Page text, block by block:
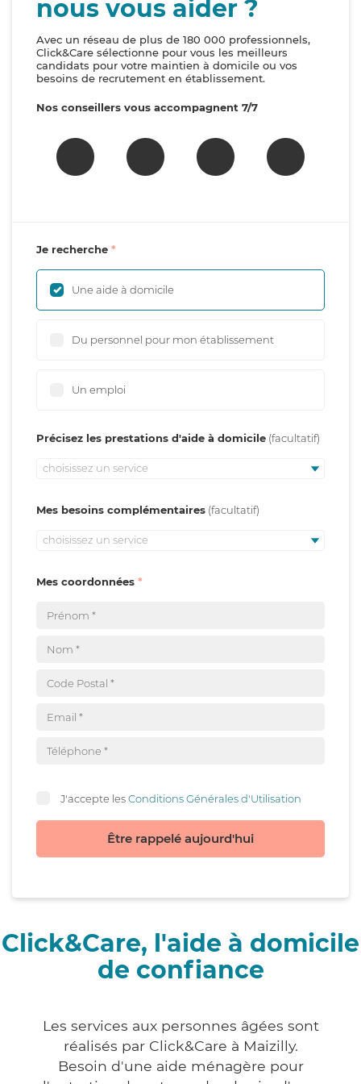
nous vous aider ?
Avec un réseau de plus de 180 000 professionnels,
Click&Care sélectionne pour vous les meilleurs
candidats pour votre maintien à domicile ou vos
besoins de recrutement en établissement.
Nos conseillers vous accompagnent 7/7
Je recherche
Une aide à domicile
Du personnel pour mon établissement
Un emploi
Précisez les prestations d'aide à domicile
choisissez un service
Mes besoins complémentaires
choisissez un service
Mes coordonnées
J'accepte lesConditions Générales d'Utilisation
Être rappelé aujourd'hui
Click&Care, l'aide à domicile
de confiance
Les services aux personnes âgées sont
réalisés par Click&Care à Maizilly.
Besoin d'une aide ménagère pour